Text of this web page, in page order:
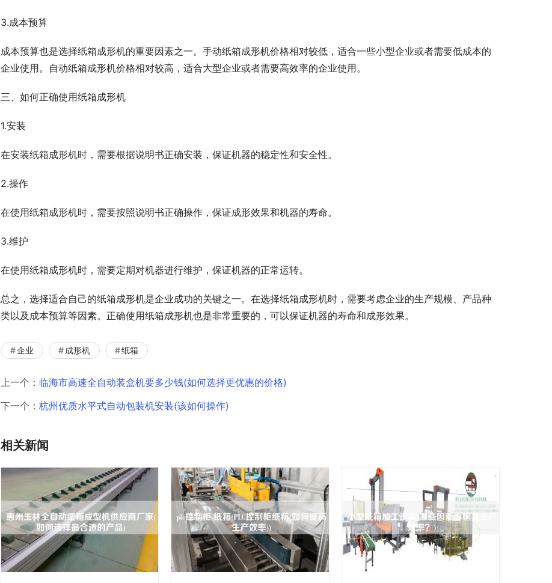
3.成本预算
成本预算也是选择纸箱成形机的重要因素之一。手动纸箱成形机价格相对较低，适合一些小型企业或者需要低成本的
企业使用。自动纸箱成形机价格相对较高，适合大型企业或者需要高效率的企业使用。
三、如何正确使用纸箱成形机
1.安装
在安装纸箱成形机时，需要根据说明书正确安装，保证机器的稳定性和安全性。
2.操作
在使用纸箱成形机时，需要按照说明书正确操作，保证成形效果和机器的寿命。
3.维护
在使用纸箱成形机时，需要定期对机器进行维护，保证机器的正常运转。
总之，选择适合自己的纸箱成形机是企业成功的关键之一。在选择纸箱成形机时，需要考虑企业的生产规模、产品种
类以及成本预算等因素。正确使用纸箱成形机也是非常重要的，可以保证机器的寿命和成形效果。
企业 成形机 纸箱
上一个： 临海市高速全自动装盒机要多少钱(如何选择更优惠的价格)
下一个： 杭州优质水平式自动包装机安装(该如何操作)
相关新闻